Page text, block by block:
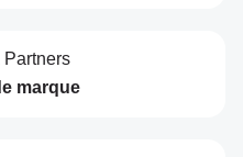
Partners
marque